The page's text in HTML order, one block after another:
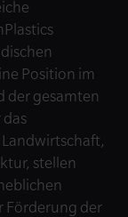
Position im
der gesamten
stellen
Förderung der